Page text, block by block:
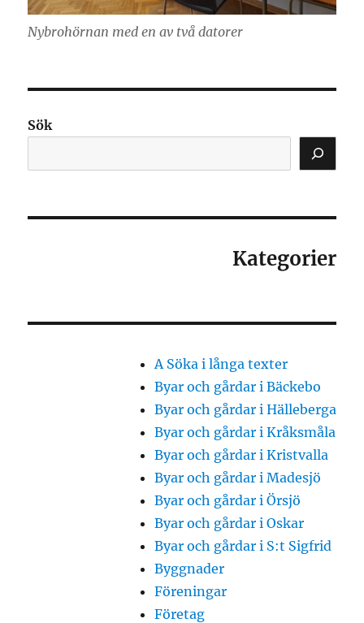
Nybrohörnan med en av två datorer
Sök
Kategorier
A Söka i långa texter
Byar och gårdar i Bäckebo
Byar och gårdar i Hälleberga
Byar och gårdar i Kråksmåla
Byar och gårdar i Kristvalla
Byar och gårdar i Madesjö
Byar och gårdar i Örsjö
Byar och gårdar i Oskar
Byar och gårdar i S:t Sigfrid
Byggnader
Föreningar
Företag